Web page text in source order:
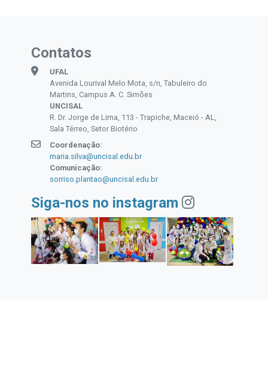
Contatos
UFAL
Avenida Lourival Melo Mota, s/n, Tabuleiro do
Martins, Campus A. C. Simões
UNCISAL
R. Dr. Jorge de Lima, 113 - Trapiche, Maceió - AL,
Sala Térreo, Setor Biotério
Coordenação:
maria.silva@uncisal.edu.br
Comunicação:
sorriso.plantao@uncisal.edu.br
Siga-nos no instagram